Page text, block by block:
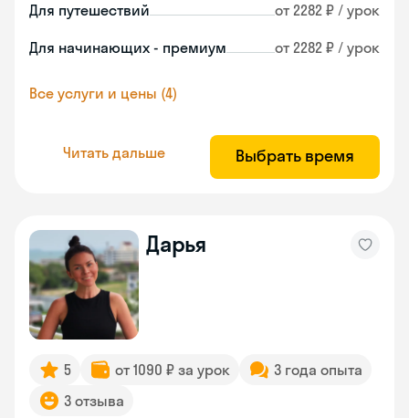
Для путешествий от 2282 ₽ / урок
Для начинающих - премиум от 2282 ₽ / урок
Все услуги и цены (4)
Читать дальше Выбрать время
Дарья
5 от 1090 ₽ за урок
3 года опыта
3 отзыва